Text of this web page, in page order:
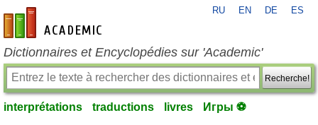
fr-academic.com
RU EN DE ES
Dictionnaires et Encyclopédies sur 'Academic'
Recherche!
interprétations traductions livres Игры ⚽